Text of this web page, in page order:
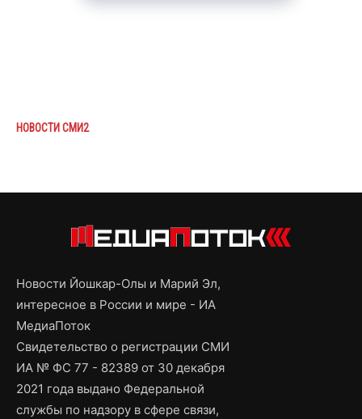
НОВОСТИ СМИ2
Новости Йошкар-Олы и Марий Эл,
интересное в России и мире - ИА
МедиаПоток
Свидетельство о регистрации СМИ
ИА № ФС 77 - 82389 от 30 декабря
2021 года выдано Федеральной
службы по надзору в сфере связи,